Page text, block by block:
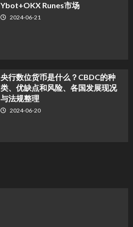
Ybot+OKX Runes市场
2024-06-21
央行数位货币是什么？CBDC的种
类、优缺点和风险、各国发展现况
与法规整理
2024-06-20